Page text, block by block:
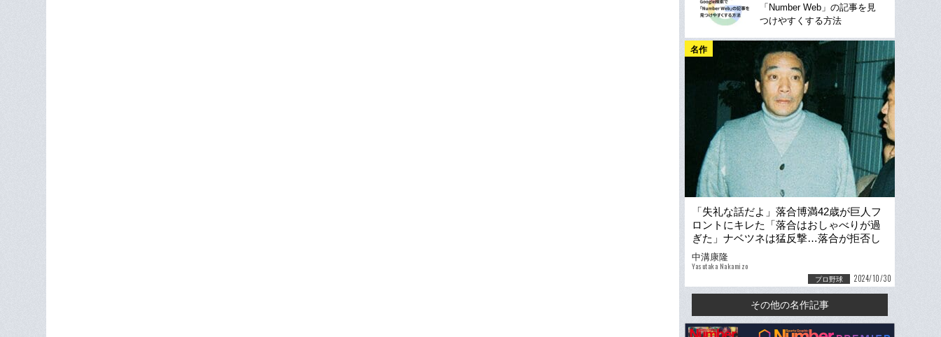
「Number Web」の記事を見
つけやすくする方法
名作
「失礼な話だよ」落合博満42歳が巨人フ
ロントにキレた「落合はおしゃべりが過
ぎた」ナベツネは猛反撃…落合が拒否し
た巨人“残留オファー案”
中溝康隆
Yasutaka Nakamizo
プロ野球 2024/10/30
その他の名作記事